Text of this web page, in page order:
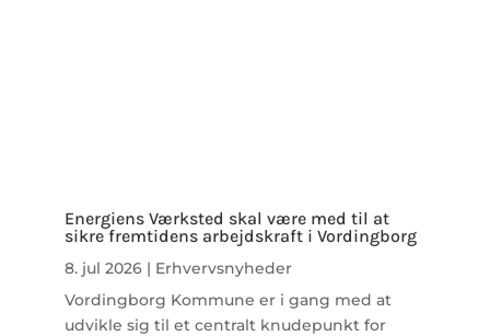
Energiens Værksted skal være med til at
sikre fremtidens arbejdskraft i Vordingborg
8. jul 2026 | Erhvervsnyheder
Vordingborg Kommune er i gang med at
udvikle sig til et centralt knudepunkt for